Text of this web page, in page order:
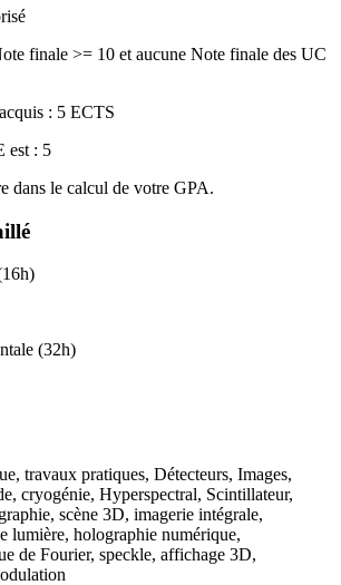
finale >= 10 et aucune Note finale des UC
: 5 ECTS
est : 5
dans le calcul de votre GPA.
(32h)
travaux pratiques, Détecteurs, Images,
cryogénie, Hyperspectral, Scintillateur,
scène 3D, imagerie intégrale,
lumière, holographie numérique,
de Fourier, speckle, affichage 3D,